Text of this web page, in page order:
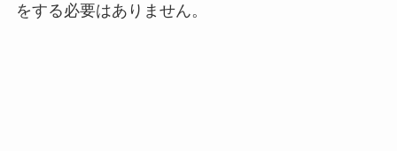
をする必要はありません。